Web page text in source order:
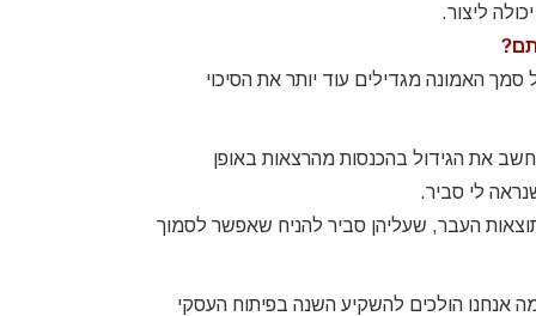
ליצור.
האמונה מגדילים עוד יותר את הסיכוי
את הגידול בהכנסות מהרצאות באופן
העבר, שעליהן סביר להניח שאפשר לסמוך
אנחנו הולכים להשקיע השנה בפיתוח העסקי